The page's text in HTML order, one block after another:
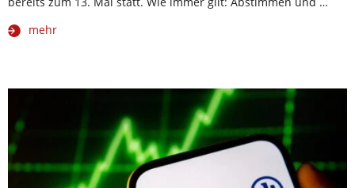
mehr